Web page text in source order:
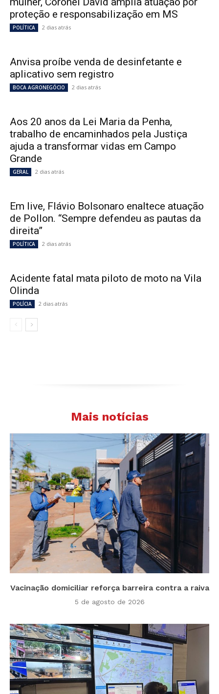
proteção e responsabilização em MS
POLÍTICA 2 dias atrás
Anvisa proíbe venda de desinfetante e
aplicativo sem registro
BOCA AGRONEGÓCIO 2 dias atrás
Aos 20 anos da Lei Maria da Penha,
trabalho de encaminhados pela Justiça
ajuda a transformar vidas em Campo
Grande
GERAL 2 dias atrás
Em live, Flávio Bolsonaro enaltece atuação
de Pollon. “Sempre defendeu as pautas da
direita”
POLÍTICA 2 dias atrás
Acidente fatal mata piloto de moto na Vila
Olinda
POLÍCIA 2 dias atrás
Mais notícias
Vacinação domiciliar reforça barreira contra a raiva
5 de agosto de 2026